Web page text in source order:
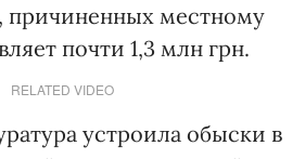
причиненных местному
почти 1,3 млн грн.
RELATED VIDEO
устроила обыски в